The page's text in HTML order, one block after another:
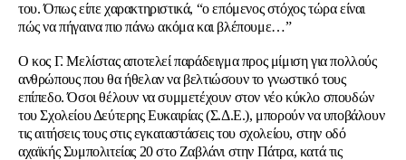
του. Όπως είπε χαρακτηριστικά, “ο επόμενος στόχος τώρα είναι
πώς να πήγαινα πιο πάνω ακόμα και βλέπουμε…”
Ο κος Γ. Μελίστας αποτελεί παράδειγμα προς μίμιση για πολλούς
ανθρώπους που θα ήθελαν να βελτιώσουν το γνωστικό τους
επίπεδο. Όσοι θέλουν να συμμετέχουν στον νέο κύκλο σπουδών
του Σχολείου Δεύτερης Ευκαιρίας (Σ.Δ.Ε.), μπορούν να υποβάλουν
τις αιτήσεις τους στις εγκαταστάσεις του σχολείου, στην οδό
αχαϊκής Συμπολιτείας 20 στο Ζαβλάνι στην Πάτρα, κατά τις